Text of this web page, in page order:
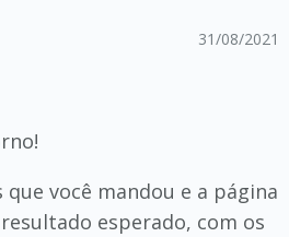
31/08/2021
que você mandou e a página
esperado, com os